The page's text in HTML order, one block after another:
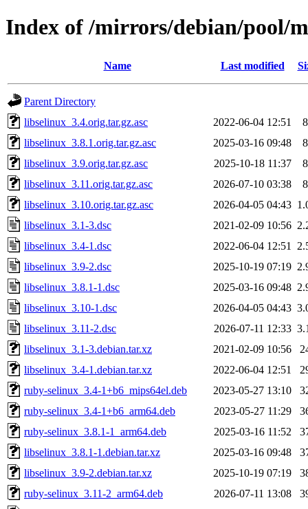
Index of /mirrors/debian/pool/
Name Last modified
Parent Directory
libselinux_3.4.orig.tar.gz.asc
2022-06-04 12:51
libselinux_3.8.1.orig.tar.gz.asc
2025-03-16 09:48
libselinux_3.9.orig.tar.gz.asc
2025-10-18 11:37
libselinux_3.11.orig.tar.gz.asc
2026-07-10 03:38
libselinux_3.10.orig.tar.gz.asc
2026-04-05 04:43
libselinux_3.1-3.dsc
2021-02-09 10:56
libselinux_3.4-1.dsc
2022-06-04 12:51
libselinux_3.9-2.dsc
2025-10-19 07:19
libselinux_3.8.1-1.dsc
2025-03-16 09:48
libselinux_3.10-1.dsc
2026-04-05 04:43
libselinux_3.11-2.dsc
2026-07-11 12:33
libselinux_3.1-3.debian.tar.xz
2021-02-09 10:56
libselinux_3.4-1.debian.tar.xz
2022-06-04 12:51
ruby-selinux_3.4-1+b6_mips64el.deb
2023-05-27 13:10
ruby-selinux_3.4-1+b6_arm64.deb
2023-05-27 11:29
ruby-selinux_3.8.1-1_arm64.deb
2025-03-16 11:52
libselinux_3.8.1-1.debian.tar.xz
2025-03-16 09:48
libselinux_3.9-2.debian.tar.xz
2025-10-19 07:19
ruby-selinux_3.11-2_arm64.deb
2026-07-11 13:08